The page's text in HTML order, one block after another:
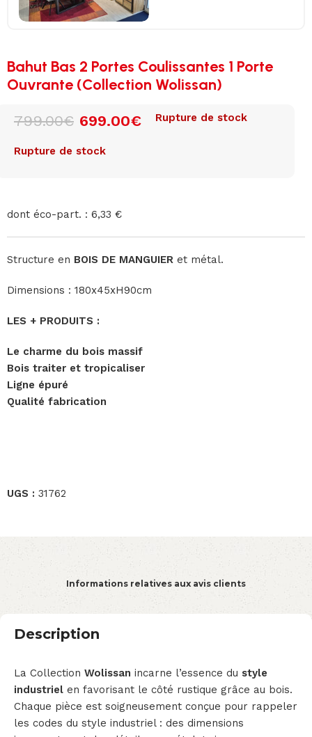
Bahut Bas 2 Portes Coulissantes 1 Porte
Ouvrante (Collection Wolissan)
799.00€ 699.00€ Rupture de stock
Rupture de stock
dont éco-part. : 6,33 €
Structure en BOIS DE MANGUIER et métal.
Dimensions : 180x45xH90cm
LES + PRODUITS :
Le charme du bois massif
Bois traiter et tropicaliser
Ligne épuré
Qualité fabrication
UGS : 31762
Informations relatives aux avis clients
Description
La Collection Wolissan incarne l’essence du style
industriel en favorisant le côté rustique grâce au bois.
Chaque pièce est soigneusement conçue pour rappeler
les codes du style industriel : des dimensions